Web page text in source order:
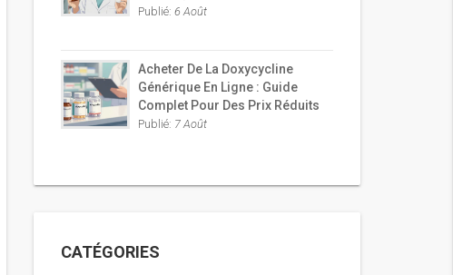
Publié: 6 Août
Acheter De La Doxycycline
Générique En Ligne : Guide
Complet Pour Des Prix Réduits
Publié: 7 Août
CATÉGORIES